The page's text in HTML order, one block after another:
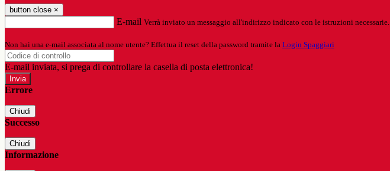
button close ×
E-mail Verrà inviato un messaggio all'indirizzo indicato con le istruzioni necessarie.
Non hai una e-mail associata al nome utente? Effettua il reset della password tramite la Login Spaggiari
E-mail inviata, si prega di controllare la casella di posta elettronica!
Errore
Chiudi
Successo
Chiudi
Informazione